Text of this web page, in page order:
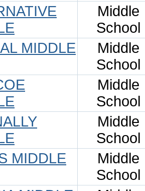
Middle
School
MIDDLE
Middle
School
Middle
School
Middle
School
MIDDLE
Middle
School